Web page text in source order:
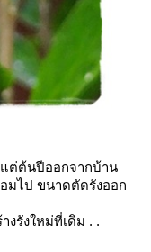
ต่ต้นปีออกจากบ้าน
มไป ขนาดตัดรังออก
งรังใหม่ที่เดิม . .